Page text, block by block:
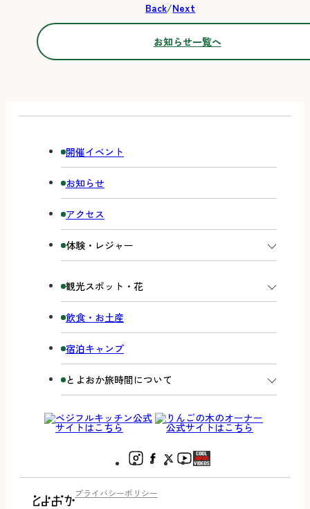
Back/Next
お知らせ一覧へ
開催イベント
お知らせ
アクセス
体験・レジャー
観光スポット・花
飲食・お土産
宿泊キャンプ
とよおか旅時間について
プライバシーポリシー